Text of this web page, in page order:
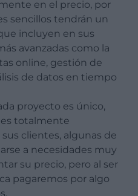
en el precio, por
sencillos tendrán un
incluyen en sus
avanzadas como la
online, gestión de
de datos en tiempo
proyecto es único,
totalmente
clientes, algunas de
a necesidades muy
su precio, pero al ser
pagaremos por algo